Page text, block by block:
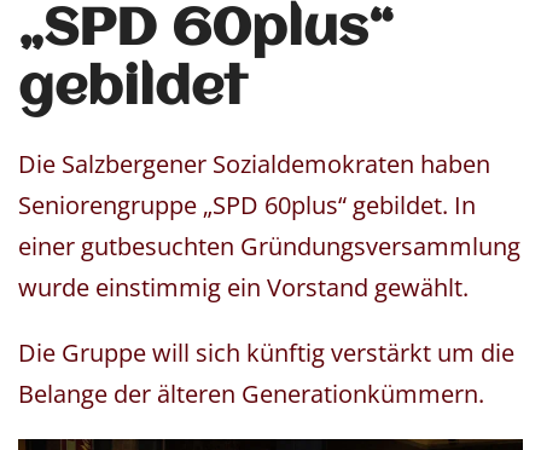
„SPD 60plus“
gebildet
Die Salzbergener Sozialdemokraten haben
Seniorengruppe „SPD 60plus“ gebildet. In
einer gutbesuchten Gründungsversammlung
wurde einstimmig ein Vorstand gewählt.
Die Gruppe will sich künftig verstärkt um die
Belange der älteren Generationkümmern.